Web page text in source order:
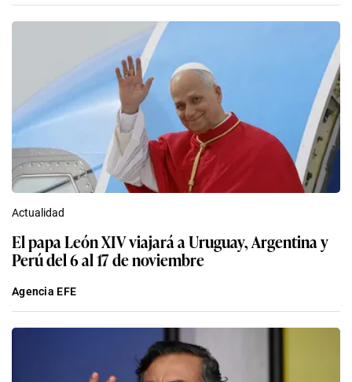
Actualidad
El papa León XIV viajará a Uruguay, Argentina y
Perú del 6 al 17 de noviembre
Agencia EFE